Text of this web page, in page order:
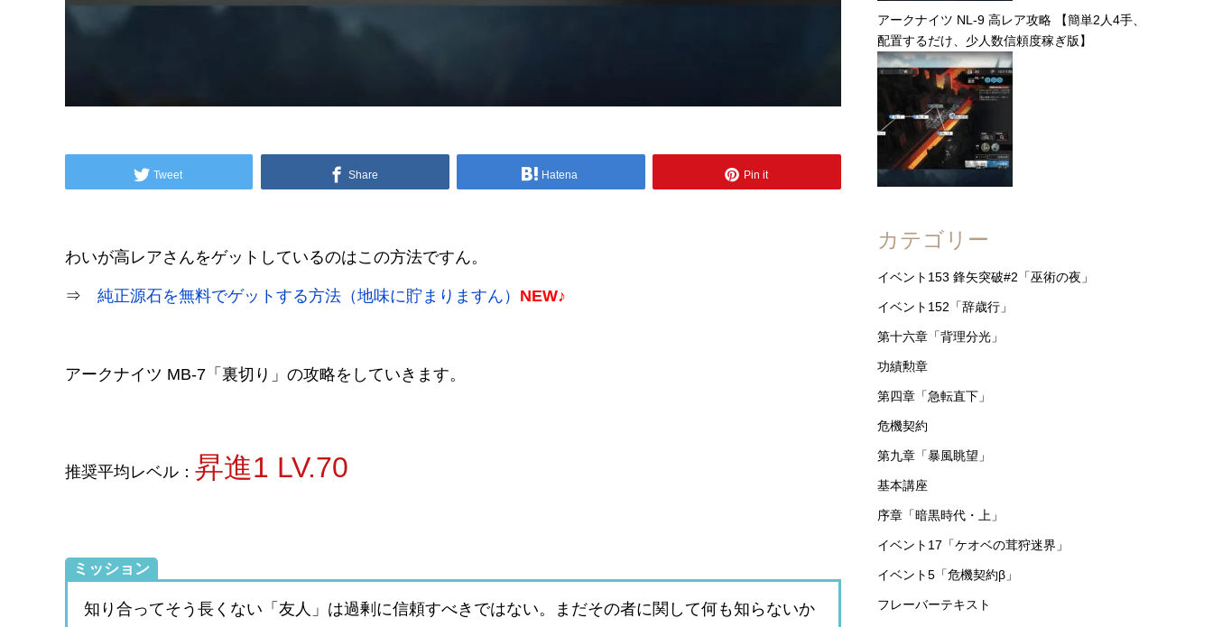
Tweet Share Hatena Pin it
わいが高レアさんをゲットしているのはこの方法ですん。
⇒ 純正源石を無料でゲットする方法（地味に貯まりますん） NEW♪
アークナイツ MB-7「裏切り」の攻略をしていきます。
推奨平均レベル： 昇進1 LV.70
ミッション
知り合ってそう長くない「友人」は過剰に信頼すべきではない。まだその者に関して何も知らないか
アークナイツ NL-9 高レア攻略 【簡単2人4手、
配置するだけ、少人数信頼度稼ぎ版】
カテゴリー
イベント153 鋒矢突破#2「巫術の夜」
イベント152「辞歳行」
第十六章「背理分光」
功績勲章
第四章「急転直下」
危機契約
第九章「暴風眺望」
基本講座
序章「暗黒時代・上」
イベント17「ケオベの茸狩迷界」
イベント5「危機契約β」
フレーバーテキスト